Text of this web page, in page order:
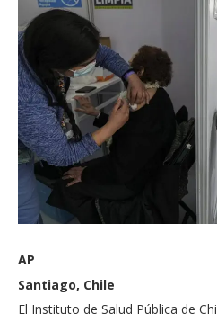
AP
Santiago, Chile
El Instituto de Salud Pública de